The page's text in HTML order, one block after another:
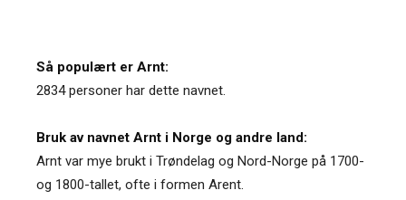
Så populært er Arnt:
2834 personer har dette navnet.
Bruk av navnet Arnt i Norge og andre land:
Arnt var mye brukt i Trøndelag og Nord-Norge på 1700-
og 1800-tallet, ofte i formen Arent.